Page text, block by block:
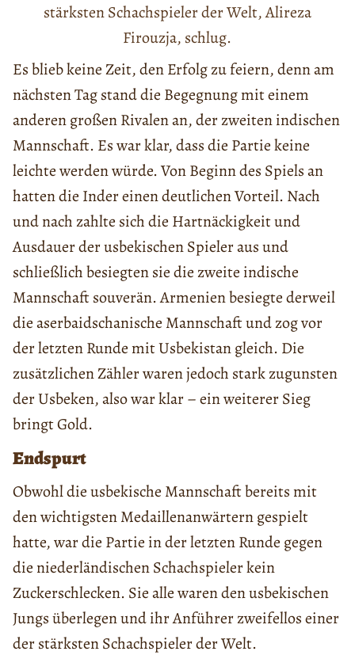
stärksten Schachspieler der Welt, Alireza
Firouzja, schlug.
Es blieb keine Zeit, den Erfolg zu feiern, denn am
nächsten Tag stand die Begegnung mit einem
anderen großen Rivalen an, der zweiten indischen
Mannschaft. Es war klar, dass die Partie keine
leichte werden würde. Von Beginn des Spiels an
hatten die Inder einen deutlichen Vorteil. Nach
und nach zahlte sich die Hartnäckigkeit und
Ausdauer der usbekischen Spieler aus und
schließlich besiegten sie die zweite indische
Mannschaft souverän. Armenien besiegte derweil
die aserbaidschanische Mannschaft und zog vor
der letzten Runde mit Usbekistan gleich. Die
zusätzlichen Zähler waren jedoch stark zugunsten
der Usbeken, also war klar – ein weiterer Sieg
bringt Gold.
Endspurt
Obwohl die usbekische Mannschaft bereits mit
den wichtigsten Medaillenanwärtern gespielt
hatte, war die Partie in der letzten Runde gegen
die niederländischen Schachspieler kein
Zuckerschlecken. Sie alle waren den usbekischen
Jungs überlegen und ihr Anführer zweifellos einer
der stärksten Schachspieler der Welt.